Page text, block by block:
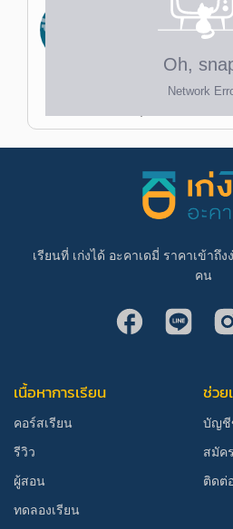
ดร.ศุภรดา คณ
ป.เอก วิทยาศาสต
แพทย์ แพทยศาสตร์
มหาบัณฑิต วิทย์ฯชี
ป.ตรี วิทยาศาสตร
เรียนที่ เก่งได้ อะคาเดมี่ ราคาเข้าถึ
คน
เนื้อหาการเรียน
คอร์สเรียน
รีวิว
ผู้สอน
ทดลองเรียน
ช่วย
บัญชี
สมัค
ติดต่